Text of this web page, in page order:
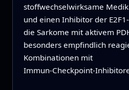
stoffwechselwirksame
und einen Inhibitor der
die Sarkome mit aktivem
besonders empfindlich
Kombinationen mit